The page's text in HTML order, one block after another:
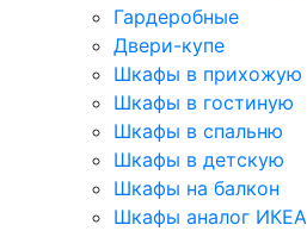
Гардеробные
Двери-купе
Шкафы в прихожую
Шкафы в гостиную
Шкафы в спальню
Шкафы в детскую
Шкафы на балкон
Шкафы аналог ИКЕА